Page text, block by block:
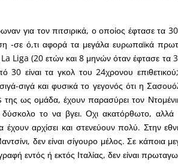
για τον πιτσιρικά, ο οποίος έφτασε τα
-σε ό,τι αφορά τα μεγάλα ευρωπαϊκά
Liga (20 ετών και 8 μηνών όταν έφτασε τα
είναι τα γκολ του 24χρονου
σιγά και φυσικά το γεγονός ότι η
της ως ομάδα, έχουν παρασύρει τον
δύσκολο το να βγει. Οχι ακατόρθωτο, αλλά
έχουν αρχίσει και στενεύουν πολύ. Στην
δεν είναι σίγουρο μέλος. Σε κάποια
εντός ή εκτός Ιταλίας, δεν είναι